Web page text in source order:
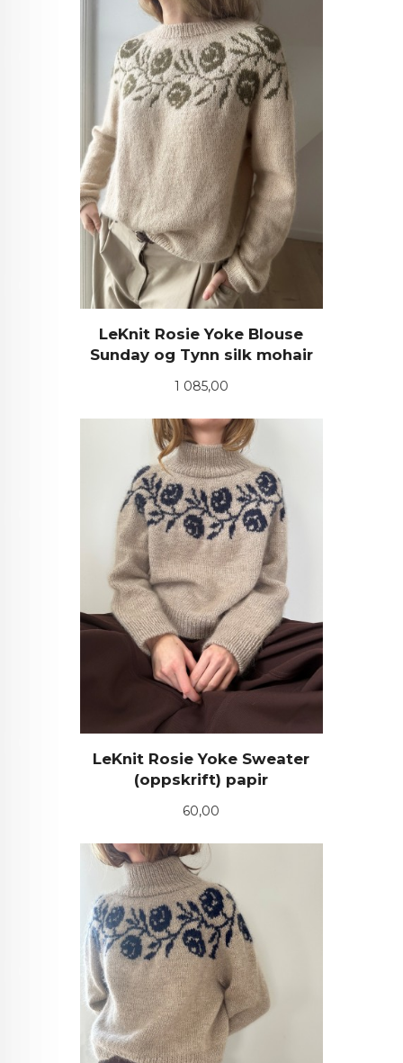
LeKnit Rosie Yoke Blouse
Sunday og Tynn silk mohair
Pris
1 085,00
LeKnit Rosie Yoke Sweater
(oppskrift) papir
Pris
60,00